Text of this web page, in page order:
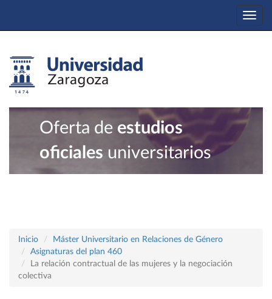
Oferta de estudios
oficiales universitarios
Inicio
Máster Universitario en Relaciones de Género
Asignaturas del plan 460
La relación contractual de las mujeres y la negociación
colectiva